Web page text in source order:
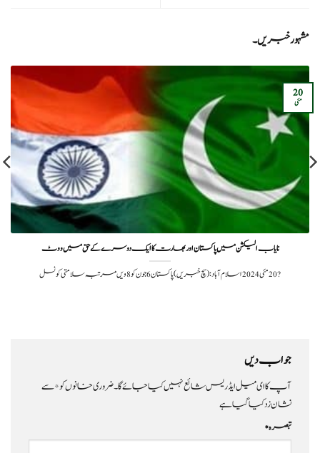
مشہور خبریں۔
نایاب الیکشن میں پاکستان اور بھارت کا ایک دوسرے کے حق میں ووٹ
?️ 20 مئی 2024اسلام آباد: (سچ خبریں) پاکستان 6 جون کو 8ویں مرتبہ سلامتی کونسل
20
مئی
جواب دیں
آپ کا ای میل ایڈریس شائع نہیں کیا جائے گا۔ضروری خانوں کو*سے
نشان زد کیا گیا ہے
تبصرہ*